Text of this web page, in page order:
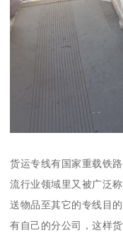
货运专线有国家重载铁
流行业领域里又被广泛
送物品至其它的专线目
有自己的分公司，这样